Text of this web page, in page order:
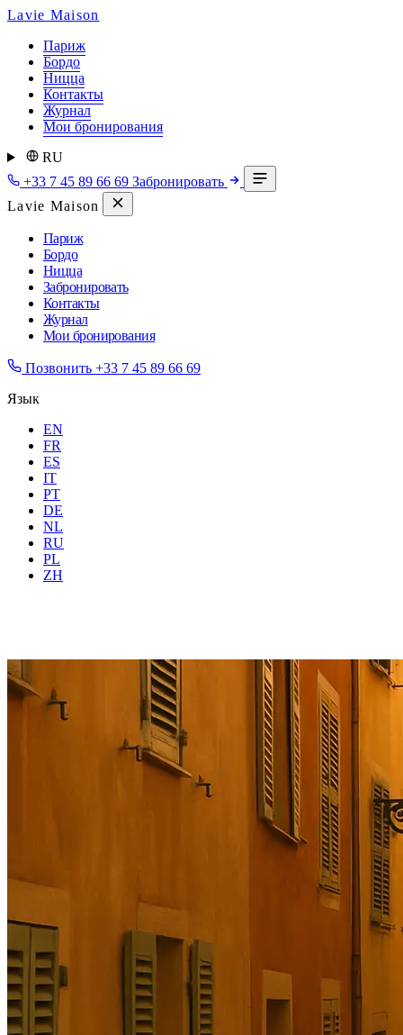
Lavie Maison
Париж
Бордо
Ницца
Контакты
Журнал
Мои бронирования
RU
+33 7 45 89 66 69 Забронировать
Lavie Maison
Париж
Бордо
Ницца
Забронировать
Контакты
Журнал
Мои бронирования
Позвонить +33 7 45 89 66 69
Язык
EN
FR
ES
IT
PT
DE
NL
RU
PL
ZH
Все
Гостей 2 гостей